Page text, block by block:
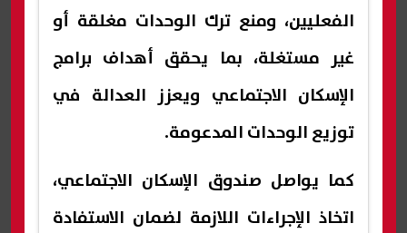
الفعليين، ومنع ترك الوحدات مغلقة أو
غير مستغلة، بما يحقق أهداف برامج
الإسكان الاجتماعي ويعزز العدالة في
توزيع الوحدات المدعومة.
كما يواصل صندوق الإسكان الاجتماعي،
اتخاذ الإجراءات اللازمة لضمان الاستفادة